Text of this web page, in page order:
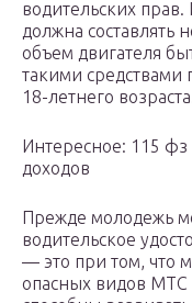
водительских прав.
должна составлять
объем двигателя
такими средствами
18-летнего
Интересное: 115 фз
доходов
Прежде молодежь
водительское
— это при том, что
опасных видов